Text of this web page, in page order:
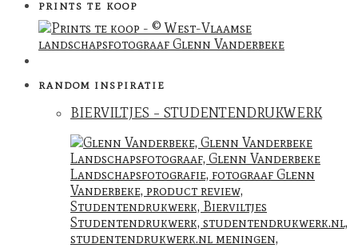
PRINTS TE KOOP
RANDOM INSPIRATIE
BIERVILTJES – STUDENTENDRUKWERK